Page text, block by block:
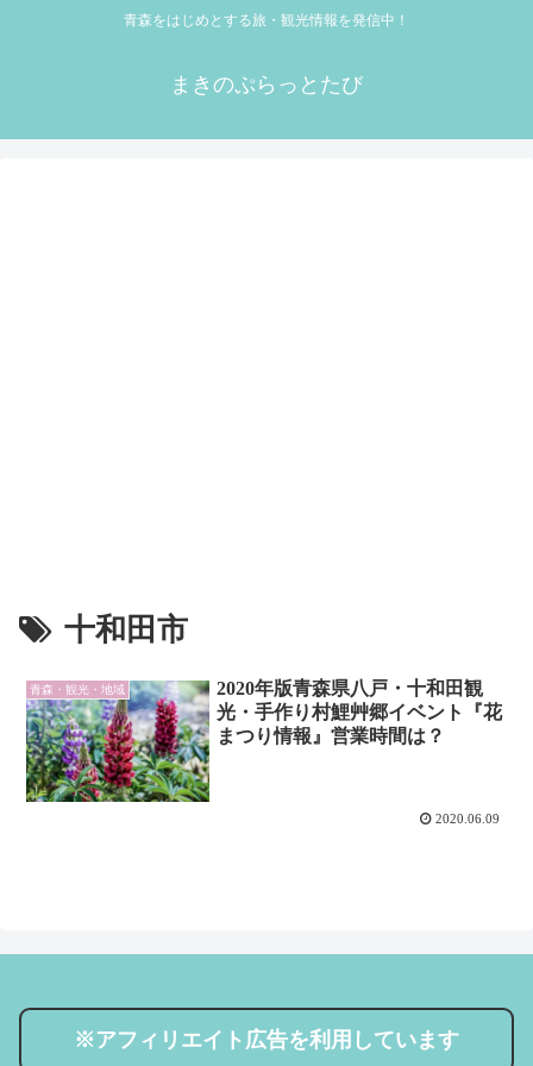
青森をはじめとする旅・観光情報を発信中！
まきのぷらっとたび
十和田市
青森・観光・地域
2020年版青森県八戸・十和田観
光・手作り村鯉艸郷イベント『花
まつり情報』営業時間は？
2020.06.09
※アフィリエイト広告を利用しています